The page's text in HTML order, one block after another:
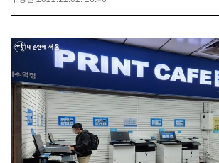
통
포